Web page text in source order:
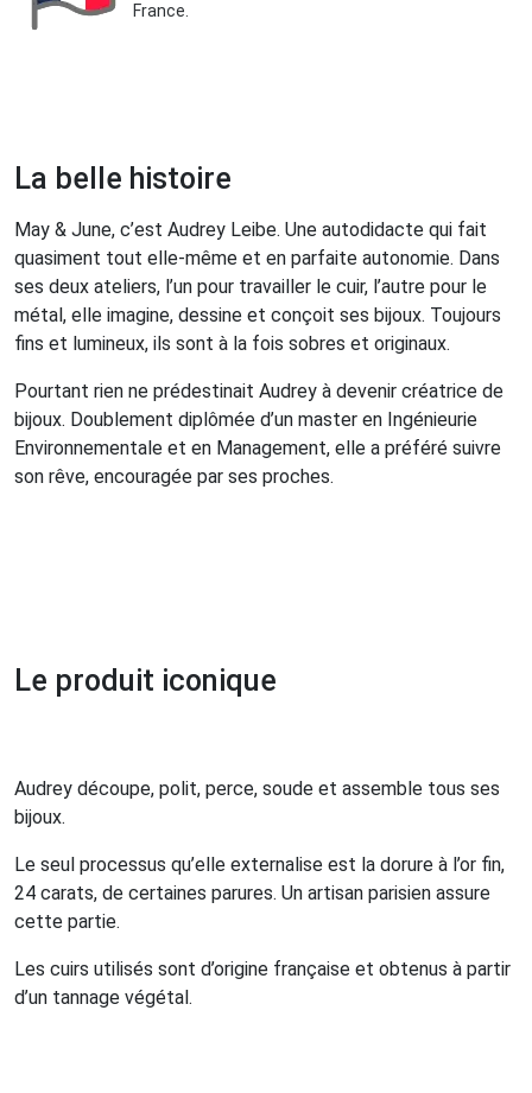
France.
La belle histoire
May & June, c’est Audrey Leibe. Une autodidacte qui fait
quasiment tout elle-même et en parfaite autonomie. Dans
ses deux ateliers, l’un pour travailler le cuir, l’autre pour le
métal, elle imagine, dessine et conçoit ses bijoux. Toujours
fins et lumineux, ils sont à la fois sobres et originaux.
Pourtant rien ne prédestinait Audrey à devenir créatrice de
bijoux. Doublement diplômée d’un master en Ingénieurie
Environnementale et en Management, elle a préféré suivre
son rêve, encouragée par ses proches.
Le produit iconique
Audrey découpe, polit, perce, soude et assemble tous ses
bijoux.
Le seul processus qu’elle externalise est la dorure à l’or fin,
24 carats, de certaines parures. Un artisan parisien assure
cette partie.
Les cuirs utilisés sont d’origine française et obtenus à partir
d’un tannage végétal.